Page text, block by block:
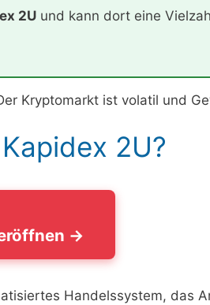
2U und kann dort eine
Kryptomarkt ist volatil und
2U?
→
Handelssystem, das